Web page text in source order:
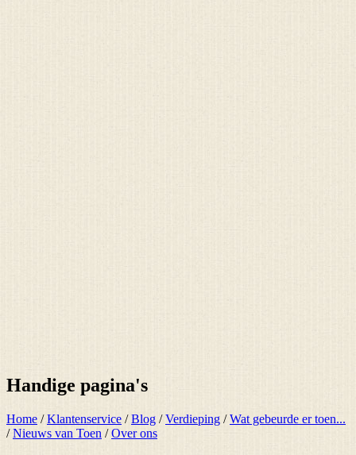
Handige pagina's
Home /Klantenservice /Blog /Verdieping /Wat gebeurde er toen...
/Nieuws van Toen /Over ons